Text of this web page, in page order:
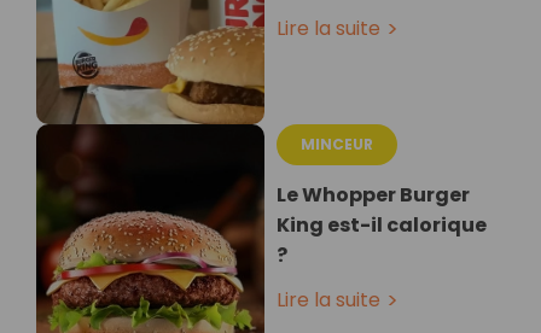
Lire la suite
MINCEUR
Le Whopper Burger
King est-il calorique
?
Lire la suite